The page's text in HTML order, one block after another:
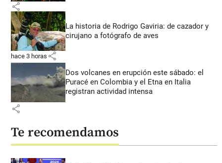
share
La historia de Rodrigo Gaviria: de cazador y
cirujano a fotógrafo de aves
hace 3 horas share
Dos volcanes en erupción este sábado: el
Puracé en Colombia y el Etna en Italia
registran actividad intensa
share
Te recomendamos